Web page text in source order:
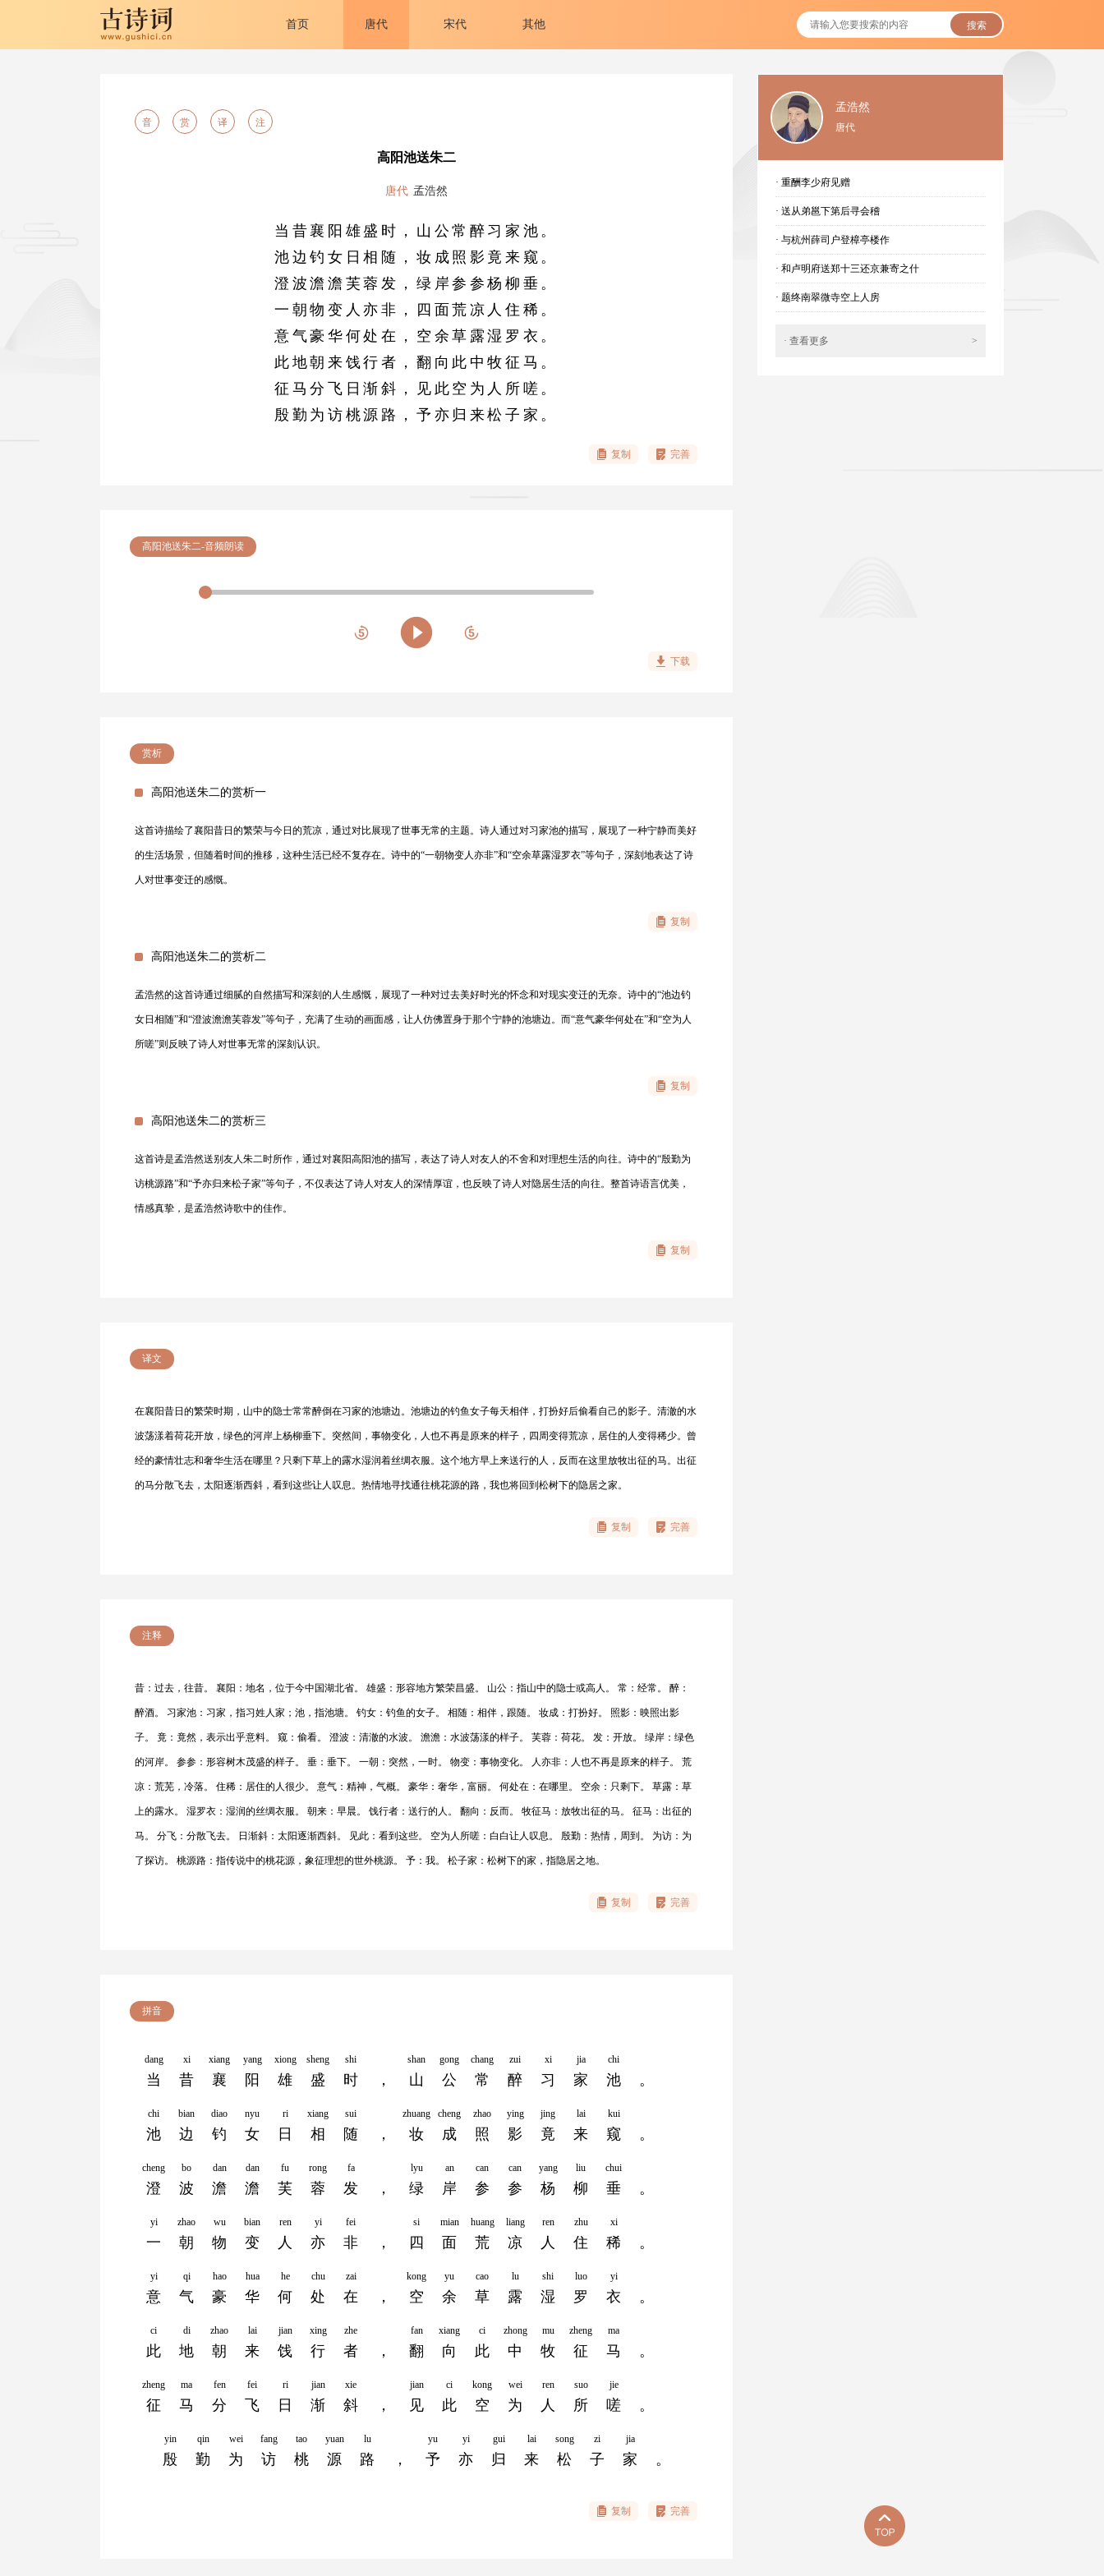
首页 唐代 宋代 其他 搜索
音 赏 译 注
高阳池送朱二
唐代 孟浩然
当昔襄阳雄盛时，山公常醉习家池。
池边钓女日相随，妆成照影竟来窥。
澄波澹澹芙蓉发，绿岸参参杨柳垂。
一朝物变人亦非，四面荒凉人住稀。
意气豪华何处在，空余草露湿罗衣。
此地朝来饯行者，翻向此中牧征马。
征马分飞日渐斜，见此空为人所嗟。
殷勤为访桃源路，予亦归来松子家。
复制 完善
高阳池送朱二-音频朗读
下载
赏析
高阳池送朱二的赏析一
这首诗描绘了襄阳昔日的繁荣与今日的荒凉，通过对比展现了世事无常的主题。诗人通过对习家池的描写，展现了一种宁静而美好
的生活场景，但随着时间的推移，这种生活已经不复存在。诗中的“一朝物变人亦非”和“空余草露湿罗衣”等句子，深刻地表达了诗
人对世事变迁的感慨。
复制
高阳池送朱二的赏析二
孟浩然的这首诗通过细腻的自然描写和深刻的人生感慨，展现了一种对过去美好时光的怀念和对现实变迁的无奈。诗中的“池边钓
女日相随”和“澄波澹澹芙蓉发”等句子，充满了生动的画面感，让人仿佛置身于那个宁静的池塘边。而“意气豪华何处在”和“空为人
所嗟”则反映了诗人对世事无常的深刻认识。
复制
高阳池送朱二的赏析三
这首诗是孟浩然送别友人朱二时所作，通过对襄阳高阳池的描写，表达了诗人对友人的不舍和对理想生活的向往。诗中的“殷勤为
访桃源路”和“予亦归来松子家”等句子，不仅表达了诗人对友人的深情厚谊，也反映了诗人对隐居生活的向往。整首诗语言优美，
情感真挚，是孟浩然诗歌中的佳作。
复制
译文
在襄阳昔日的繁荣时期，山中的隐士常常醉倒在习家的池塘边。池塘边的钓鱼女子每天相伴，打扮好后偷看自己的影子。清澈的水
波荡漾着荷花开放，绿色的河岸上杨柳垂下。突然间，事物变化，人也不再是原来的样子，四周变得荒凉，居住的人变得稀少。曾
经的豪情壮志和奢华生活在哪里？只剩下草上的露水湿润着丝绸衣服。这个地方早上来送行的人，反而在这里放牧出征的马。出征
的马分散飞去，太阳逐渐西斜，看到这些让人叹息。热情地寻找通往桃花源的路，我也将回到松树下的隐居之家。
复制 完善
注释
昔：过去，往昔。 襄阳：地名，位于今中国湖北省。 雄盛：形容地方繁荣昌盛。 山公：指山中的隐士或高人。 常：经常。 醉：
醉酒。 习家池：习家，指习姓人家；池，指池塘。 钓女：钓鱼的女子。 相随：相伴，跟随。 妆成：打扮好。 照影：映照出影
子。 竟：竟然，表示出乎意料。 窥：偷看。 澄波：清澈的水波。 澹澹：水波荡漾的样子。 芙蓉：荷花。 发：开放。 绿岸：绿色
的河岸。 参参：形容树木茂盛的样子。 垂：垂下。 一朝：突然，一时。 物变：事物变化。 人亦非：人也不再是原来的样子。 荒
凉：荒芜，冷落。 住稀：居住的人很少。 意气：精神，气概。 豪华：奢华，富丽。 何处在：在哪里。 空余：只剩下。 草露：草
上的露水。 湿罗衣：湿润的丝绸衣服。 朝来：早晨。 饯行者：送行的人。 翻向：反而。 牧征马：放牧出征的马。 征马：出征的
马。 分飞：分散飞去。 日渐斜：太阳逐渐西斜。 见此：看到这些。 空为人所嗟：白白让人叹息。 殷勤：热情，周到。 为访：为
了探访。 桃源路：指传说中的桃花源，象征理想的世外桃源。 予：我。 松子家：松树下的家，指隐居之地。
复制 完善
拼音
dang
当
xi
昔
xiang
襄
yang
阳
xiong
雄
sheng
盛
shi
时 ，
shan
山
gong
公
chang
常
zui
醉
xi
习
jia
家
chi
池 。
chi
池
bian
边
diao
钓
nyu
女
ri
日
xiang
相
sui
随 ，
zhuang
妆
cheng
成
zhao
照
ying
影
jing
竟
lai
来
kui
窥 。
cheng
澄
bo
波
dan
澹
dan
澹
fu
芙
rong
蓉
fa
发 ，
lyu
绿
an
岸
can
参
can
参
yang
杨
liu
柳
chui
垂 。
yi
一
zhao
朝
wu
物
bian
变
ren
人
yi
亦
fei
非 ，
si
四
mian
面
huang
荒
liang
凉
ren
人
zhu
住
xi
稀 。
yi
意
qi
气
hao
豪
hua
华
he
何
chu
处
zai
在 ，
kong
空
yu
余
cao
草
lu
露
shi
湿
luo
罗
yi
衣 。
ci
此
di
地
zhao
朝
lai
来
jian
饯
xing
行
zhe
者 ，
fan
翻
xiang
向
ci
此
zhong
中
mu
牧
zheng
征
ma
马 。
zheng
征
ma
马
fen
分
fei
飞
ri
日
jian
渐
xie
斜 ，
jian
见
ci
此
kong
空
wei
为
ren
人
suo
所
jie
嗟 。
yin
殷
qin
勤
wei
为
fang
访
tao
桃
yuan
源
lu
路 ，
yu
予
yi
亦
gui
归
lai
来
song
松
zi
子
jia
家 。
复制 完善
孟浩然
唐代
· 重酬李少府见赠
· 送从弟邕下第后寻会稽
· 与杭州薛司户登樟亭楼作
· 和卢明府送郑十三还京兼寄之什
· 题终南翠微寺空上人房
>
· 查看更多